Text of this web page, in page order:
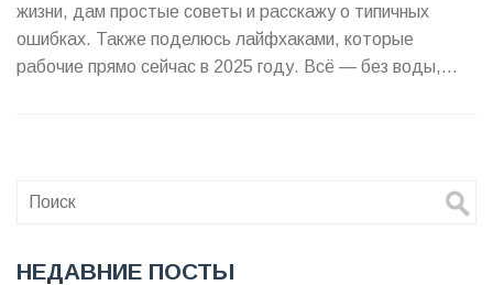
жизни, дам простые советы и расскажу о типичных
ошибках. Также поделюсь лайфхаками, которые
рабочие прямо сейчас в 2025 году. Всё — без воды,
НЕДАВНИЕ ПОСТЫ